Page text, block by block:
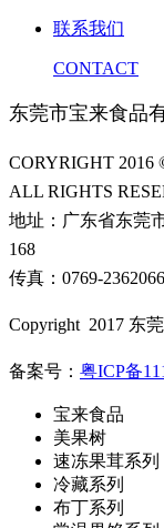
联系我们
CONTACT
东莞市宝来食品
CORYRIGHT
ALL RIGHTS
地址：广东省东莞
168
传真：0769-
Copyright 2017 东
备案号： 粤ICP备
宝来食品
美果树
速冻果茸系列
冷藏系列
布丁系列